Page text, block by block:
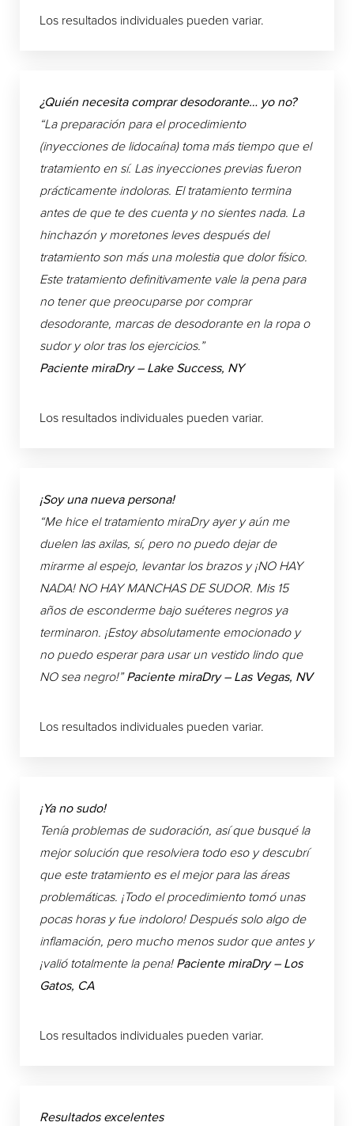
Los resultados individuales pueden variar.
¿Quién necesita comprar desodorante… yo no?
“La preparación para el procedimiento
(inyecciones de lidocaína) toma más tiempo que el
tratamiento en sí. Las inyecciones previas fueron
prácticamente indoloras. El tratamiento termina
antes de que te des cuenta y no sientes nada. La
hinchazón y moretones leves después del
tratamiento son más una molestia que dolor físico.
Este tratamiento definitivamente vale la pena para
no tener que preocuparse por comprar
desodorante, marcas de desodorante en la ropa o
sudor y olor tras los ejercicios.”
Paciente miraDry – Lake Success, NY
Los resultados individuales pueden variar.
¡Soy una nueva persona!
“Me hice el tratamiento miraDry ayer y aún me
duelen las axilas, sí, pero no puedo dejar de
mirarme al espejo, levantar los brazos y ¡NO HAY
NADA! NO HAY MANCHAS DE SUDOR. Mis 15
años de esconderme bajo suéteres negros ya
terminaron. ¡Estoy absolutamente emocionado y
no puedo esperar para usar un vestido lindo que
NO sea negro!”Paciente miraDry – Las Vegas, NV
Los resultados individuales pueden variar.
¡Ya no sudo!
Tenía problemas de sudoración, así que busqué la
mejor solución que resolviera todo eso y descubrí
que este tratamiento es el mejor para las áreas
problemáticas. ¡Todo el procedimiento tomó unas
pocas horas y fue indoloro! Después solo algo de
inflamación, pero mucho menos sudor que antes y
¡valió totalmente la pena!Paciente miraDry – Los
Gatos, CA
Los resultados individuales pueden variar.
Resultados excelentes